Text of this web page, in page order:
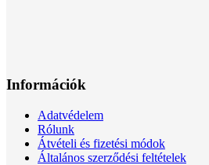
Információk
Adatvédelem
Rólunk
Átvételi és fizetési módok
Általános szerződési feltételek